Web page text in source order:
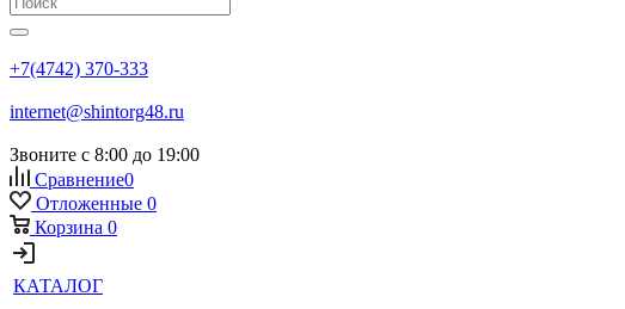
+7(4742) 370-333
internet@shintorg48.ru
Звоните с 8:00 до 19:00
Сравнение0
Отложенные 0
Корзина 0
КАТАЛОГ